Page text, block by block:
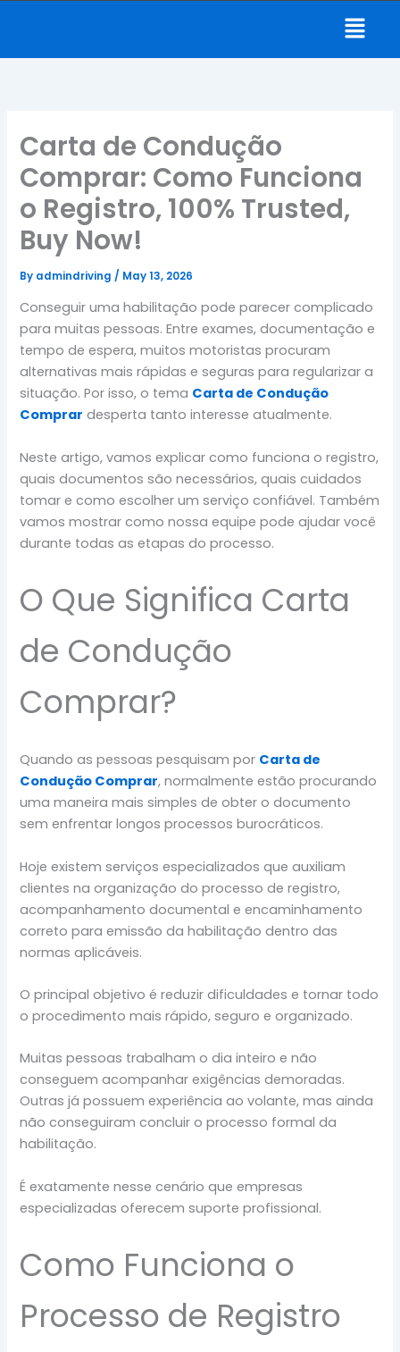
Menu
Carta de Condução
Comprar: Como Funciona
o Registro, 100% Trusted,
Buy Now!
By admindriving / May 13, 2026
Conseguir uma habilitação pode parecer complicado
para muitas pessoas. Entre exames, documentação e
tempo de espera, muitos motoristas procuram
alternativas mais rápidas e seguras para regularizar a
situação. Por isso, o tema Carta de Condução
Comprar desperta tanto interesse atualmente.
Neste artigo, vamos explicar como funciona o registro,
quais documentos são necessários, quais cuidados
tomar e como escolher um serviço confiável. Também
vamos mostrar como nossa equipe pode ajudar você
durante todas as etapas do processo.
O Que Significa Carta
de Condução
Comprar?
Quando as pessoas pesquisam por Carta de
Condução Comprar, normalmente estão procurando
uma maneira mais simples de obter o documento
sem enfrentar longos processos burocráticos.
Hoje existem serviços especializados que auxiliam
clientes na organização do processo de registro,
acompanhamento documental e encaminhamento
correto para emissão da habilitação dentro das
normas aplicáveis.
O principal objetivo é reduzir dificuldades e tornar todo
o procedimento mais rápido, seguro e organizado.
Muitas pessoas trabalham o dia inteiro e não
conseguem acompanhar exigências demoradas.
Outras já possuem experiência ao volante, mas ainda
não conseguiram concluir o processo formal da
habilitação.
É exatamente nesse cenário que empresas
especializadas oferecem suporte profissional.
Como Funciona o
Processo de Registro